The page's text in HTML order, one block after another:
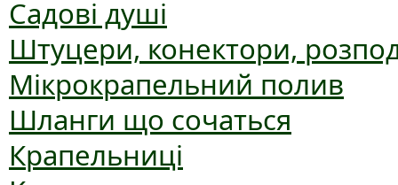
Садові душі
Штуцери, конектори,
Мікрокрапельний полив
Шланги що сочаться
Крапельниці